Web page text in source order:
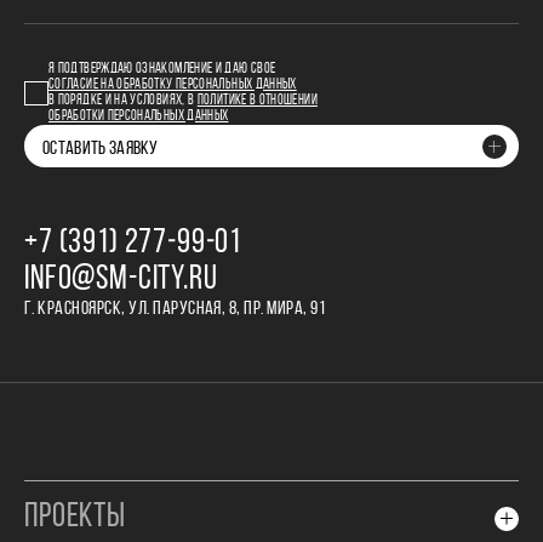
Я ПОДТВЕРЖДАЮ ОЗНАКОМЛЕНИЕ И ДАЮ СВОЕ
СОГЛАСИЕ НА ОБРАБОТКУ ПЕРСОНАЛЬНЫХ ДАННЫХ
В ПОРЯДКЕ И НА УСЛОВИЯХ, В
ПОЛИТИКЕ В ОТНОШЕНИИ
ОБРАБОТКИ ПЕРСОНАЛЬНЫХ ДАННЫХ
ОСТАВИТЬ ЗАЯВКУ
+7 (391) 277‒99‒01
INFO@SM-CITY.RU
Г. КРАСНОЯРСК, УЛ. ПАРУСНАЯ, 8, ПР. МИРА, 91
ПРОЕКТЫ